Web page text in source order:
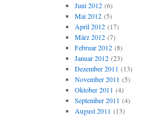
Juni 2012(6)
Mai 2012(5)
April 2012(17)
März 2012(7)
Februar 2012(8)
Januar 2012(23)
Dezember 2011 (13)
November 2011 (5)
Oktober 2011 (4)
September 2011 (4)
August 2011 (13)